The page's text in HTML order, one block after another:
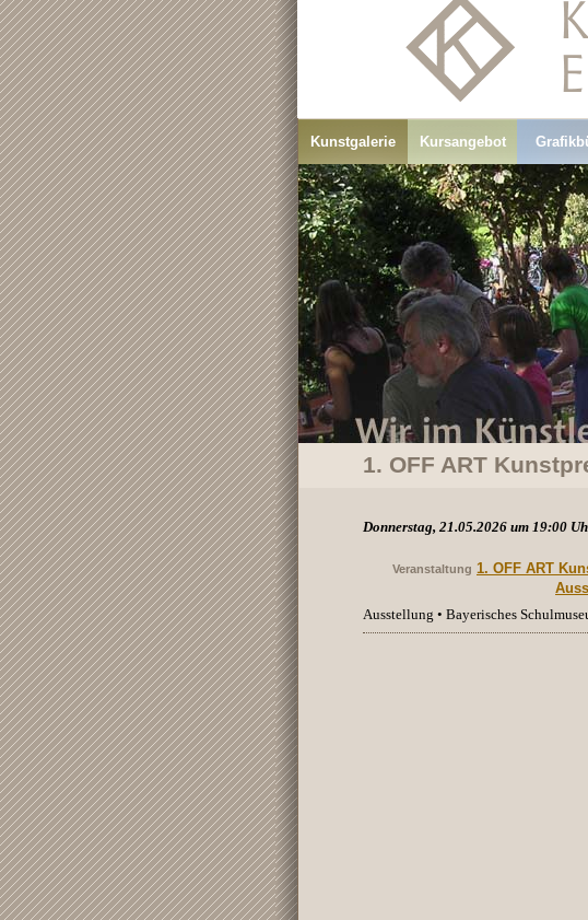
1. OFF ART
Donnerstag, 21.05.2026 um 19:00
Veranstaltung 1. OFF ART
Ausstellung • Bayerisches
Kunstgalerie Kursangebot